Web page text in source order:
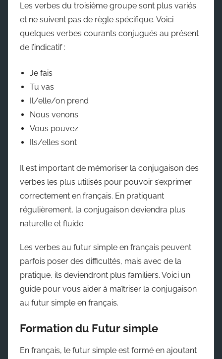
Les verbes du troisième groupe sont plus variés
et ne suivent pas de règle spécifique. Voici
quelques verbes courants conjugués au présent
de l’indicatif :
Je fais
Tu vas
Il/elle/on prend
Nous venons
Vous pouvez
Ils/elles sont
Il est important de mémoriser la conjugaison des
verbes les plus utilisés pour pouvoir s’exprimer
correctement en français. En pratiquant
régulièrement, la conjugaison deviendra plus
naturelle et fluide.
Les verbes au futur simple en français peuvent
parfois poser des difficultés, mais avec de la
pratique, ils deviendront plus familiers. Voici un
guide pour vous aider à maîtriser la conjugaison
au futur simple en français.
Formation du Futur simple
En français, le futur simple est formé en ajoutant